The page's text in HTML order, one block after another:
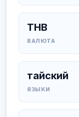
THB
ВАЛЮТА
тайский
ЯЗЫКИ